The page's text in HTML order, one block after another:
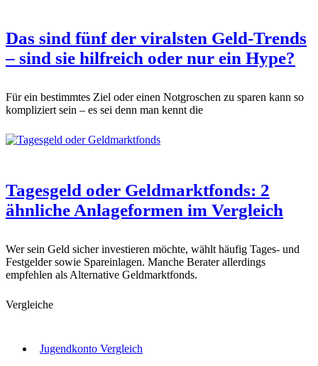
Das sind fünf der viralsten Geld-Trends
– sind sie hilfreich oder nur ein Hype?
Für ein bestimmtes Ziel oder einen Notgroschen zu sparen kann so
kompliziert sein – es sei denn man kennt die
Tagesgeld oder Geldmarktfonds: 2
ähnliche Anlageformen im Vergleich
Wer sein Geld sicher investieren möchte, wählt häufig Tages- und
Festgelder sowie Spareinlagen. Manche Berater allerdings
empfehlen als Alternative Geldmarktfonds.
Vergleiche
Jugendkonto Vergleich